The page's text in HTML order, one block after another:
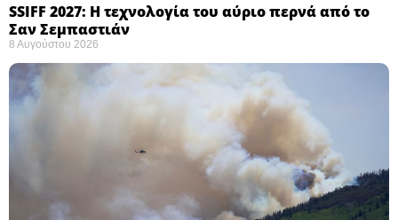
SSIFF 2027: Η τεχνολογία του αύριο περνά από το
Σαν Σεμπαστιάν ​
8 Αυγούστου 2026